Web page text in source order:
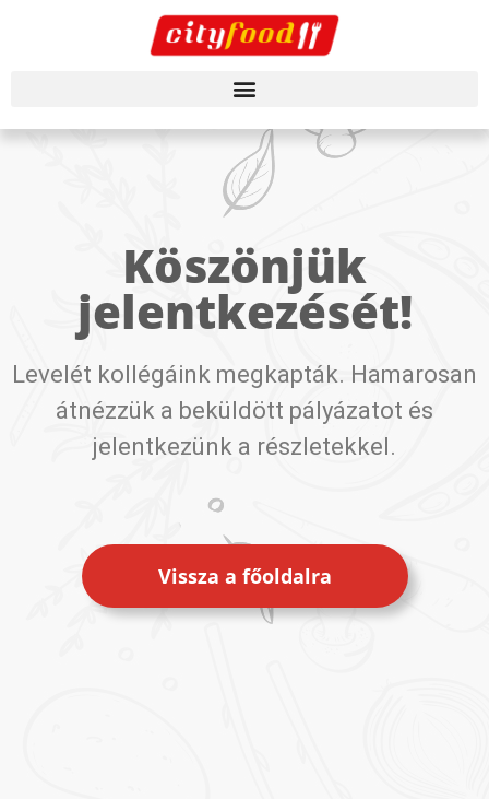
Köszönjük
jelentkezését!
Levelét kollégáink megkapták. Hamarosan
átnézzük a beküldött pályázatot és
jelentkezünk a részletekkel.
Vissza a főoldalra